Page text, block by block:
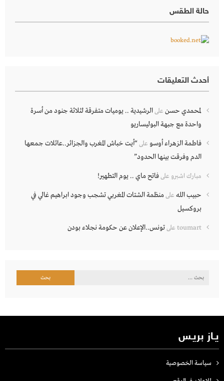
حالة الطقس
أحدث التعليقات
لمحمدي حسن علىالرشيدية .. يوميات متفرقة لثلاثة جنود من أسرة
واحدة مع جبهة البوليساريو
فاطمة الزهراء أوسو على“أيت خباش المغرب والجزائر..عائلات جمعها
الدم وفرقت بينها الحدود”
مبارك اشبرو علىفاتح ماي .. يوم التطهير!
حبيب الله علىمنظمة الشتات المغربي تشجب وجود ابراهيم غالي في
بروكسيل
toumart علىتونس..الإعلان عن حكومة نجلاء بودن
البحث
يـاز بريـس
سياسة الخصوصية